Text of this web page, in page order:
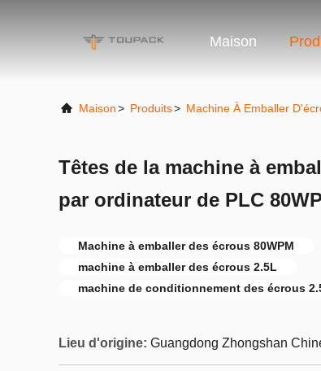
Maison
Maison> Produits> Machine À Emballer
Têtes de la machine à
par ordinateur de PLC
Machine à emballer des écrous 80WPM
machine à emballer des écrous 2.5L
machine de conditionnement des écrous
Lieu d'origine: Guangdong Zhongshan